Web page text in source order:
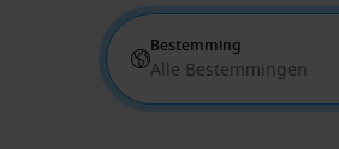
Bestemming
Alle Bestemmingen